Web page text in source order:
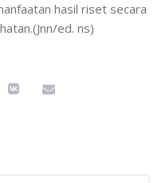
hasil riset secara
ed. ns)